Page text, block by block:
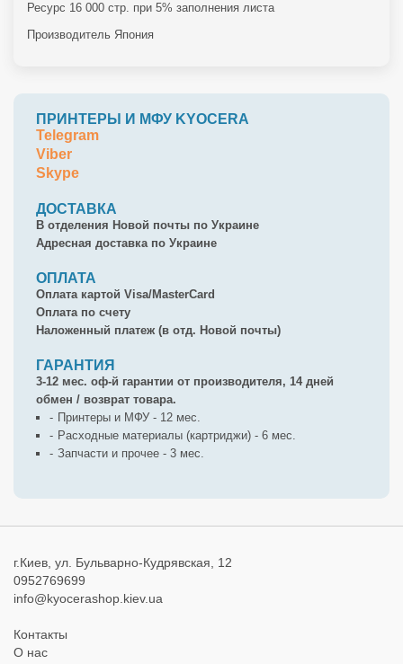
Ресурс 16 000 стр. при 5% заполнения листа
Производитель Япония
ПРИНТЕРЫ И МФУ KYOCERA
Telegram
Viber
Skype
ДОСТАВКА
В отделения Новой почты по Украине
Адресная доставка по Украине
ОПЛАТА
Оплата картой Visa/MasterCard
Оплата по счету
Наложенный платеж (в отд. Новой почты)
ГАРАНТИЯ
3-12 мес. оф-й гарантии от производителя, 14 дней
обмен / возврат товара.
Принтеры и МФУ - 12 мес.
Расходные материалы (картриджи) - 6 мес.
Запчасти и прочее - 3 мес.
Контакты
О нас
г.Киев, ул. Бульварно-Кудрявская, 12
0952769699
info@kyocerashop.kiev.ua